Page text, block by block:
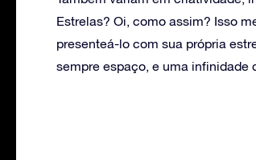
Estrelas? Oi, como assim? Isso
presenteá-lo com sua própria
sempre espaço, e uma infinidade